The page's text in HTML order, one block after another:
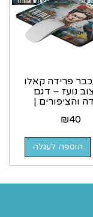
פרידה קאלו
נועז – דגם
והציפורים |
₪40
הוספה לעגלה